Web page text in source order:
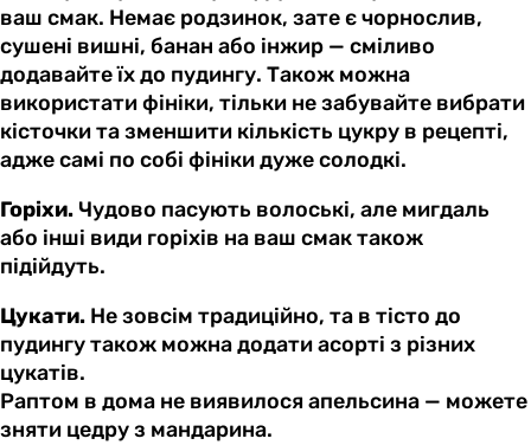
ваш смак. Немає родзинок, зате є чорнослив,
сушені вишні, банан або інжир — сміливо
додавайте їх до пудингу. Також можна
використати фініки, тільки не забувайте вибрати
кісточки та зменшити кількість цукру в рецепті,
адже самі по собі фініки дуже солодкі.
Горіхи. Чудово пасують волоські, але мигдаль
або інші види горіхів на ваш смак також
підійдуть.
Цукати. Не зовсім традиційно, та в тісто до
пудингу також можна додати асорті з різних
цукатів.
Раптом в дома не виявилося апельсина — можете
зняти цедру з мандарина.